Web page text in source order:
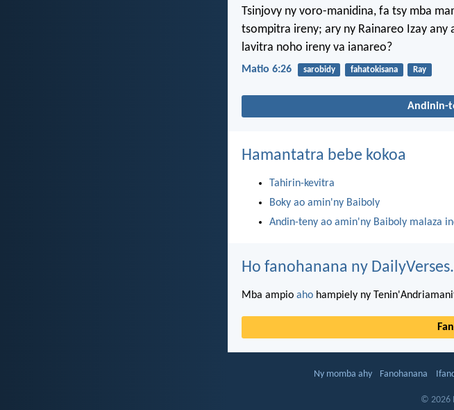
Tsinjovy ny voro-manidina, fa tsy mba
tsompitra ireny; ary ny Rainareo Izay
lavitra noho ireny va ianareo?
Matio 6:26 sarobidy fahatokisana Ray
Andinin-
Hamantatra bebe kokoa
Tahirin-kevitra
Boky ao amin'ny Baiboly
Andin-teny ao amin'ny Baiboly malaza
Ho fanohanana ny
Mba ampio aho hampiely ny
Ny momba ahy Fanohanana
© 2026